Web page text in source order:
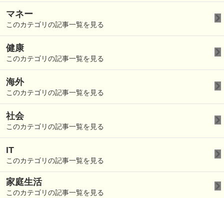
マネー
このカテゴリの記事一覧を見る
健康
このカテゴリの記事一覧を見る
海外
このカテゴリの記事一覧を見る
社会
このカテゴリの記事一覧を見る
IT
このカテゴリの記事一覧を見る
家庭生活
このカテゴリの記事一覧を見る